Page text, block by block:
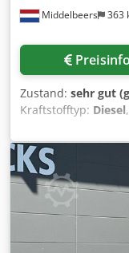
Middelbeers 363
Preisinfo
Zustand: sehr gut
Kraftstofftyp: Diesel
Baujahr: 2017
Technische
Leergewicht: 2.695
Kennzeichnung: ja
Optischer Zustand:
Auf Anfrage
Ernst van Hek, um